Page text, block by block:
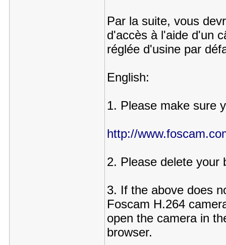
Par la suite, vous
d'accès à l'aide d'un
réglée d'usine par
English:
1. Please make sure
http://
2. Please delete your
3. If the above does
Foscam H.264
open the camera in
browser.